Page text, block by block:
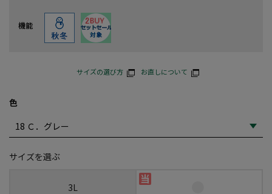
機能
サイズの選び方 お直しについて
色
サイズを選ぶ
3L